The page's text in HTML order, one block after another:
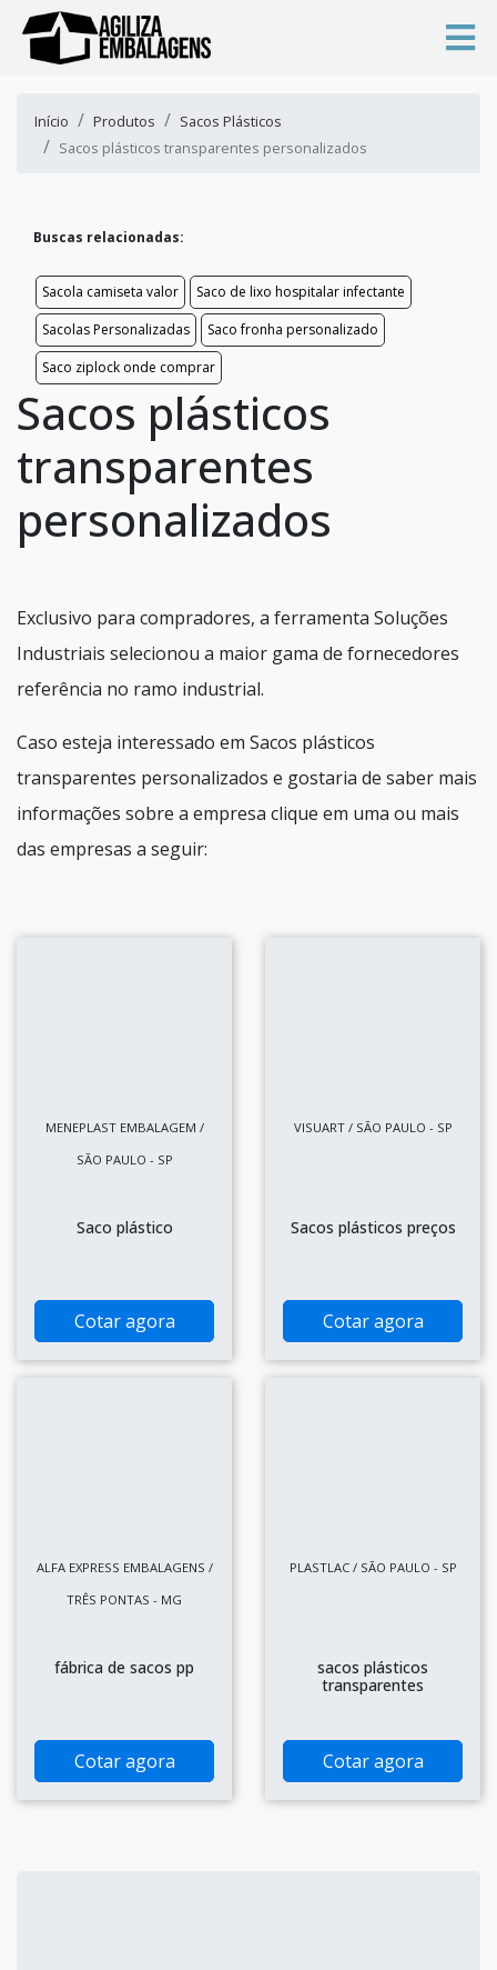
Início Produtos
Sacos Plásticos
Sacos plásticos transparentes personalizados
Buscas relacionadas:
Sacola camiseta valor
Saco de lixo hospitalar infectante
Sacolas Personalizadas
Saco fronha personalizado
Saco ziplock onde comprar
Sacos plásticos
transparentes
personalizados
Exclusivo para compradores, a ferramenta Soluções
Industriais selecionou a maior gama de fornecedores
referência no ramo industrial.
Caso esteja interessado em Sacos plásticos
transparentes personalizados e gostaria de saber mais
informações sobre a empresa clique em uma ou mais
das empresas a seguir:
MENEPLAST EMBALAGEM /
SÃO PAULO - SP
Saco plástico
Cotar agora
VISUART / SÃO PAULO - SP
Sacos plásticos preços
Cotar agora
ALFA EXPRESS EMBALAGENS /
TRÊS PONTAS - MG
fábrica de sacos pp
Cotar agora
PLASTLAC / SÃO PAULO - SP
sacos plásticos
transparentes
Cotar agora